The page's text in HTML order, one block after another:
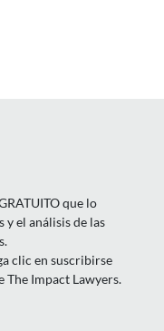
que lo
y el análisis de las
clic en suscribirse
Impact Lawyers.